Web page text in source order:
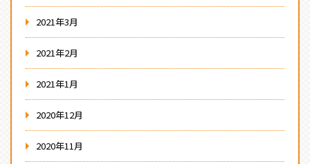
2021年3月
2021年2月
2021年1月
2020年12月
2020年11月